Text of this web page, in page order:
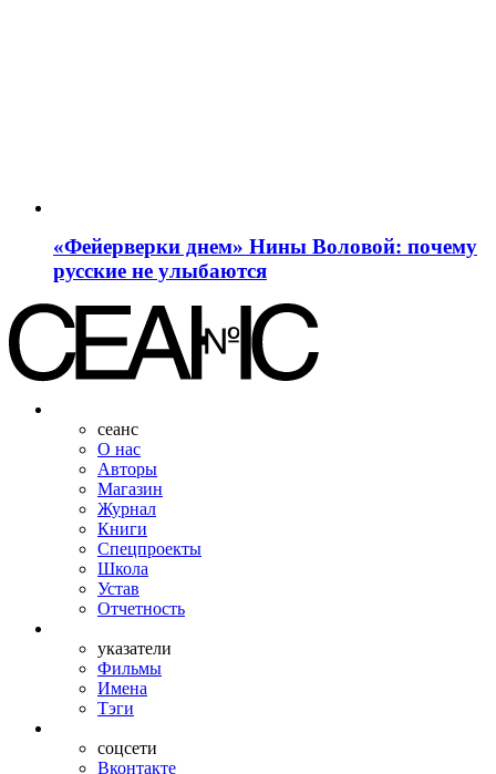
«Фейерверки днем» Нины Воловой: почему
русские не улыбаются
сеанс
О нас
Авторы
Магазин
Журнал
Книги
Спецпроекты
Школа
Устав
Отчетность
указатели
Фильмы
Имена
Тэги
соцсети
Вконтакте